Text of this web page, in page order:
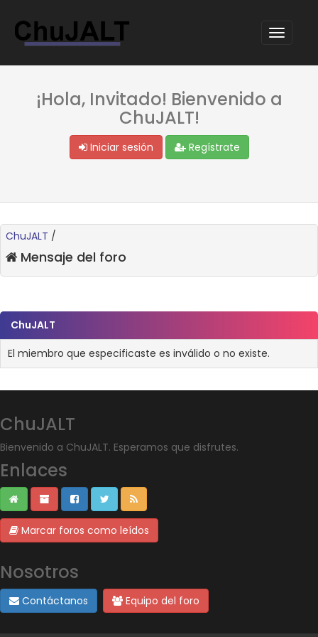
¡Hola, Invitado! Bienvenido a
ChuJALT!
Iniciar sesión Regístrate
ChuJALT /
Mensaje del foro
ChuJALT
El miembro que especificaste es inválido o no existe.
ChuJALT
Bienvenido a ChuJALT. Esperamos que disfrutes.
Enlaces
Marcar foros como leídos
Nosotros
Contáctanos Equipo del foro